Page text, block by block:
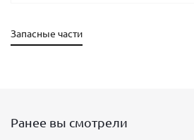
Запасные части
Ранее вы смотрели